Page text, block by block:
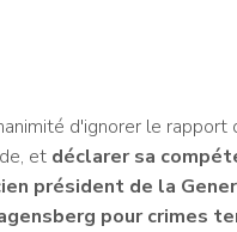
d'ignorer le
et déclarer sa
président de la
pour crimes